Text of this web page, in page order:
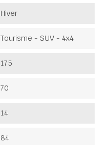
Hiver
Tourisme - SUV - 4x4
175
70
14
84